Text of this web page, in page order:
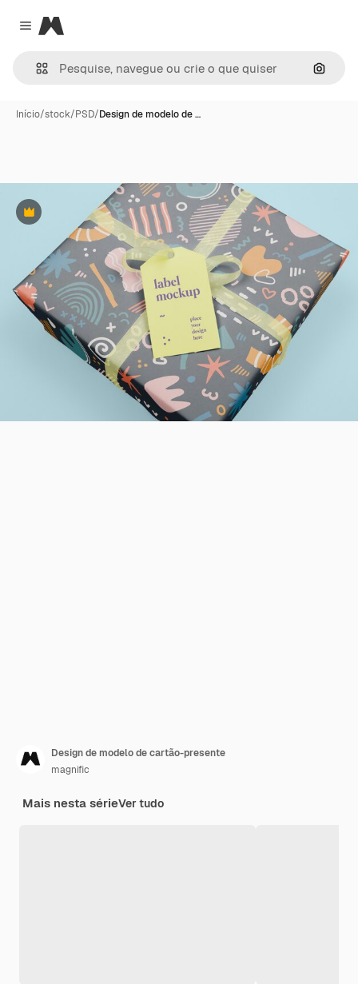
Close menu
Magnific
Início/stock/PSD/Design de modelo de …
Premium
Design de modelo de cartão-presente
magnific
Mais nesta sérieVer tudo